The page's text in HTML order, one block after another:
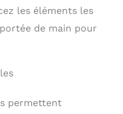
les éléments les
de main pour
permettent